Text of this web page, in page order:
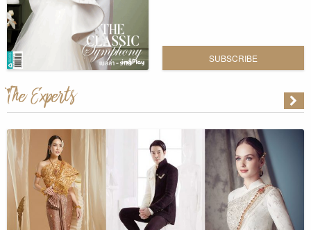
SUBSCRIBE
The Experts